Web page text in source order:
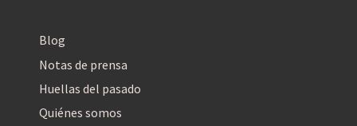
Blog
Notas de prensa
Huellas del pasado
Quiénes somos